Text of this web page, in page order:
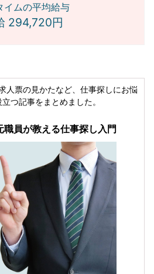
イムの平均給与
294,720円
人票の見かたなど、仕事探しにお悩
つ記事をまとめました。
職員が教える仕事探し入門